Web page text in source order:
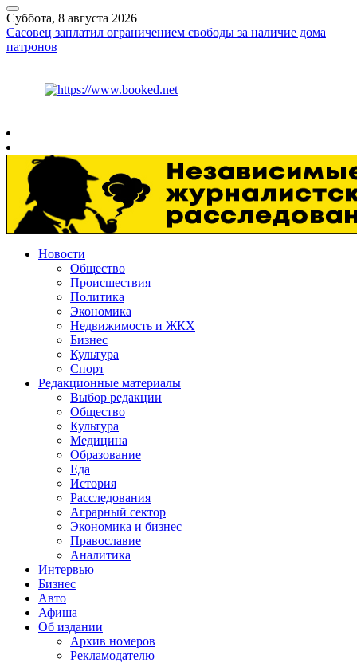
Суббота, 8 августа 2026
Сасовец заплатил ограничением свободы за наличие дома
патронов
Новости
Общество
Происшествия
Политика
Экономика
Недвижимость и ЖКХ
Бизнес
Культура
Спорт
Редакционные материалы
Выбор редакции
Общество
Культура
Медицина
Образование
Еда
История
Расследования
Аграрный сектор
Экономика и бизнес
Православие
Аналитика
Интервью
Бизнес
Авто
Афиша
Об издании
Архив номеров
Рекламодателю